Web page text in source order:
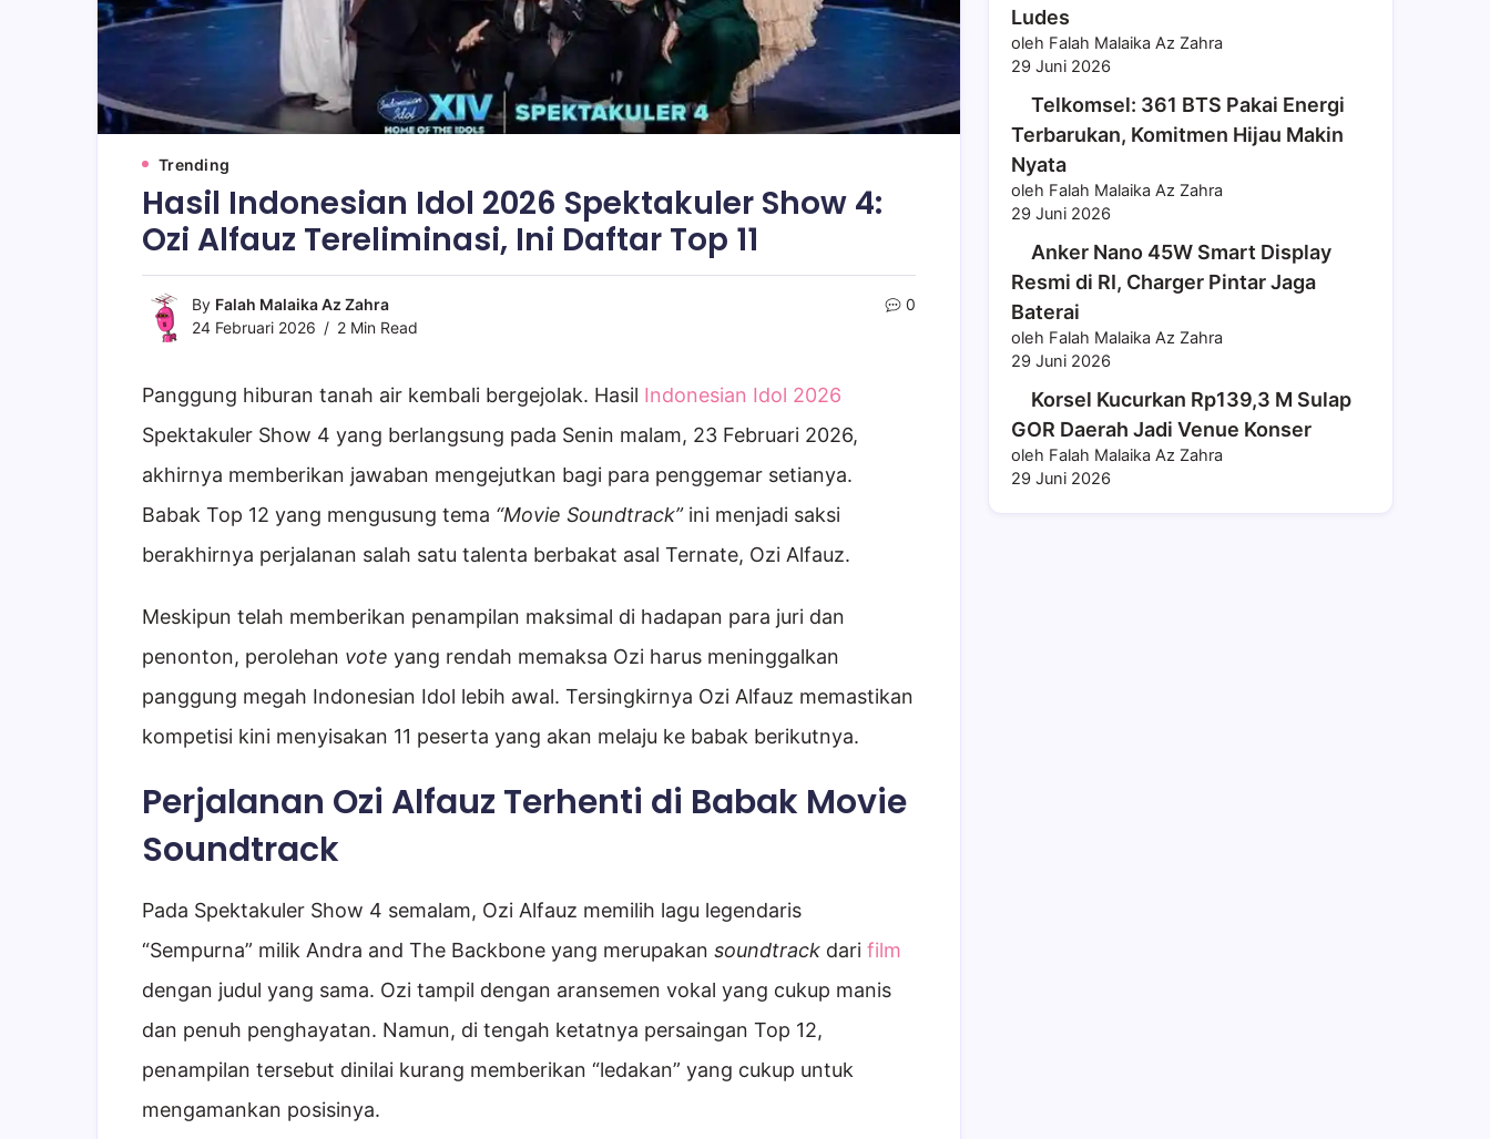
Trending
Hasil Indonesian Idol 2026 Spektakuler Show 4:
Ozi Alfauz Tereliminasi, Ini Daftar Top 11
By Falah Malaika Az Zahra
24 Februari 2026
2 Min Read
0
Panggung hiburan tanah air kembali bergejolak. Hasil Indonesian Idol 2026
Spektakuler Show 4 yang berlangsung pada Senin malam, 23 Februari 2026,
akhirnya memberikan jawaban mengejutkan bagi para penggemar setianya.
Babak Top 12 yang mengusung tema “Movie Soundtrack”ini menjadi saksi
berakhirnya perjalanan salah satu talenta berbakat asal Ternate, Ozi Alfauz.
Meskipun telah memberikan penampilan maksimal di hadapan para juri dan
penonton, perolehan vote yang rendah memaksa Ozi harus meninggalkan
panggung megah Indonesian Idol lebih awal. Tersingkirnya Ozi Alfauz memastikan
kompetisi kini menyisakan 11 peserta yang akan melaju ke babak berikutnya.
Perjalanan Ozi Alfauz Terhenti di Babak Movie
Soundtrack
Pada Spektakuler Show 4 semalam, Ozi Alfauz memilih lagu legendaris
“Sempurna” milik Andra and The Backbone yang merupakan soundtrack dari film
dengan judul yang sama. Ozi tampil dengan aransemen vokal yang cukup manis
dan penuh penghayatan. Namun, di tengah ketatnya persaingan Top 12,
penampilan tersebut dinilai kurang memberikan “ledakan” yang cukup untuk
mengamankan posisinya.
Ludes
oleh Falah Malaika Az Zahra
29 Juni 2026
Telkomsel: 361 BTS Pakai Energi
Terbarukan, Komitmen Hijau Makin
Nyata
oleh Falah Malaika Az Zahra
29 Juni 2026
Anker Nano 45W Smart Display
Resmi di RI, Charger Pintar Jaga
Baterai
oleh Falah Malaika Az Zahra
29 Juni 2026
Korsel Kucurkan Rp139,3 M Sulap
GOR Daerah Jadi Venue Konser
oleh Falah Malaika Az Zahra
29 Juni 2026